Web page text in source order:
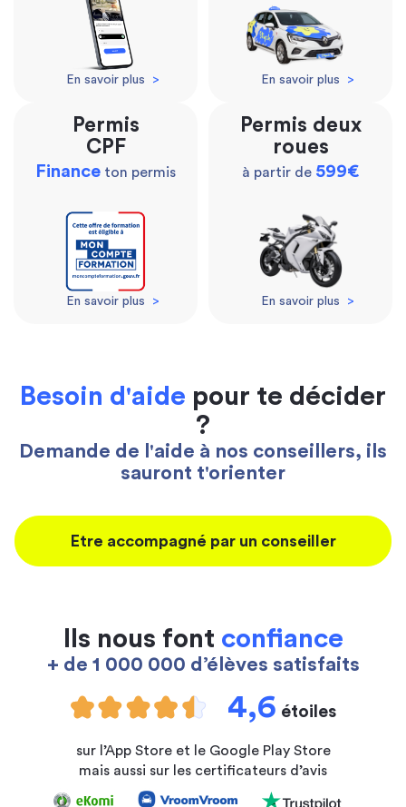
En savoir plus > En savoir plus >
Permis
CPF
Finance ton permis
En savoir plus >
Permis deux
roues
à partir de 599€
En savoir plus >
Besoin d'aide pour te décider
?
Demande de l'aide à nos conseillers, ils
sauront t'orienter
Etre accompagné par un conseiller
Ils nous font confiance
+ de 1 000 000 d’élèves satisfaits
4,6 étoiles
sur l’App Store et le Google Play Store
mais aussi sur les certificateurs d’avis